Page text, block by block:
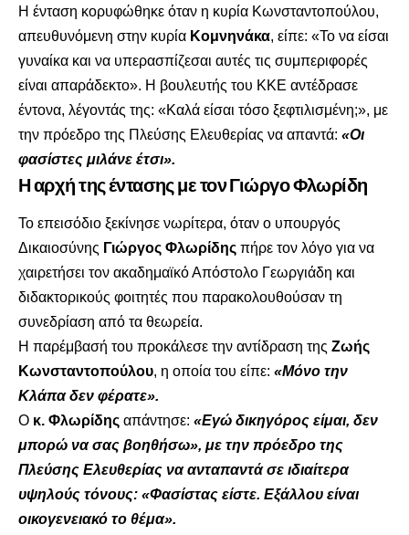
Η ένταση κορυφώθηκε όταν η κυρία Κωνσταντοπούλου,
απευθυνόμενη στην κυρία Κομνηνάκα, είπε: «Το να είσαι
γυναίκα και να υπερασπίζεσαι αυτές τις συμπεριφορές
είναι απαράδεκτο». Η βουλευτής του ΚΚΕ αντέδρασε
έντονα, λέγοντάς της: «Καλά είσαι τόσο ξεφτιλισμένη;», με
την πρόεδρο της Πλεύσης Ελευθερίας να απαντά: «Οι
φασίστες μιλάνε έτσι».
Η αρχή της έντασης με τον Γιώργο Φλωρίδη
Το επεισόδιο ξεκίνησε νωρίτερα, όταν ο υπουργός
Δικαιοσύνης Γιώργος Φλωρίδης πήρε τον λόγο για να
χαιρετήσει τον ακαδημαϊκό Απόστολο Γεωργιάδη και
διδακτορικούς φοιτητές που παρακολουθούσαν τη
συνεδρίαση από τα θεωρεία.
Η παρέμβασή του προκάλεσε την αντίδραση της Ζωής
Κωνσταντοπούλου, η οποία του είπε: «Μόνο την
Κλάπα δεν φέρατε».
Ο κ. Φλωρίδης απάντησε: «Εγώ δικηγόρος είμαι, δεν
μπορώ να σας βοηθήσω», με την πρόεδρο της
Πλεύσης Ελευθερίας να ανταπαντά σε ιδιαίτερα
υψηλούς τόνους: «Φασίστας είστε. Εξάλλου είναι
οικογενειακό το θέμα».